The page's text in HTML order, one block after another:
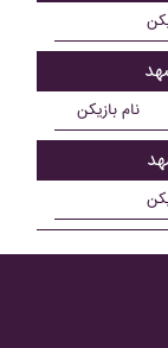
نام بازیکن